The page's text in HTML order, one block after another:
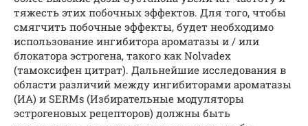
тяжесть этих побочных эффектов. Для того, чтобы
смягчить побочные эффекты, будет необходимо
использование ингибитора ароматазы и / или
блокатора эстрогена, такого как Nolvadex
(тамоксифен цитрат). Дальнейшие исследования в
области различий между ингибиторами ароматазы
(ИА) и SERMs (Избирательные модуляторы
эстрогеновых рецепторов) должны быть